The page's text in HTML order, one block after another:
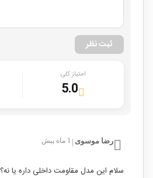
ثبت نظر
امتیاز کلی
5.0
رضا موسوی 1 ماه پیش
سلام این مدل مقاومت داخلی داره یا نه؟